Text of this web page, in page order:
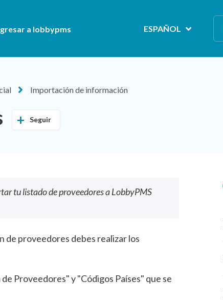
a lobbypms ESPAÑOL
Importación de información
Seguir
tu listado de proveedores a LobbyPMS
de proveedores debes realizar los
Proveedores" y "Códigos Países" que se